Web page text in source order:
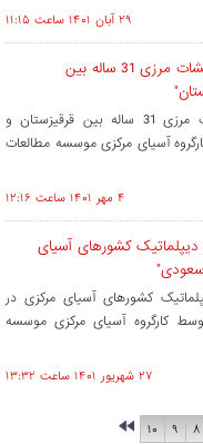
۲۹ آبان ۱۴۰۱ ساعت ۱۱:۱۵
اینفوگرافیک "مناقشات مرزی 31 ساله بین
اینفوگرافیک "مناقشات مرزی 31 ساله بین قرقیزستان و
آسیای مرکزی موسسه مطالعات
۴ مهر ۱۴۰۱ ساعت ۱۲:۱۶
دیپلماتیک کشورهای آسیای
سعودی"
کشورهای آسیای مرکزی در
کارگروه آسیای مرکزی موسسه
۲۷ شهريور ۱۴۰۱ ساعت ۱۳:۳۲
۸ ۹ ۱۰